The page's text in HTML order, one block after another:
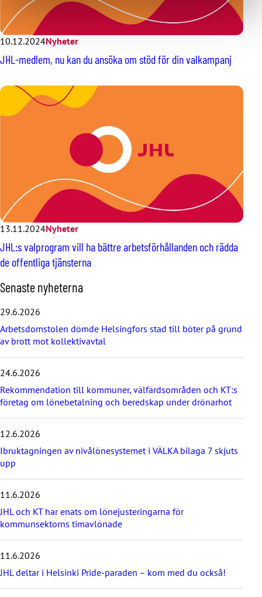
10.12.2024Nyheter
JHL-medlem, nu kan du ansöka om stöd för din valkampanj
13.11.2024Nyheter
JHL:s valprogram vill ha bättre arbetsförhållanden och rädda
de offentliga tjänsterna
H
o
p
p
a
ö
v
r
d
e
n
a
s
e
n
y
h
e
t
e
n
a
Senaste nyheterna
29.6.2026
Arbetsdomstolen dömde Helsingfors stad till böter på grund
av brott mot kollektivavtal
24.6.2026
Rekommendation till kommuner, välfärdsområden och KT:s
företag om lönebetalning och beredskap under drönarhot
12.6.2026
Ibruktagningen av nivålönesystemet i VÄLKA bilaga 7 skjuts
upp
11.6.2026
JHL och KT har enats om lönejusteringarna för
kommunsektorns timavlönade
11.6.2026
JHL deltar i Helsinki Pride-paraden – kom med du också!